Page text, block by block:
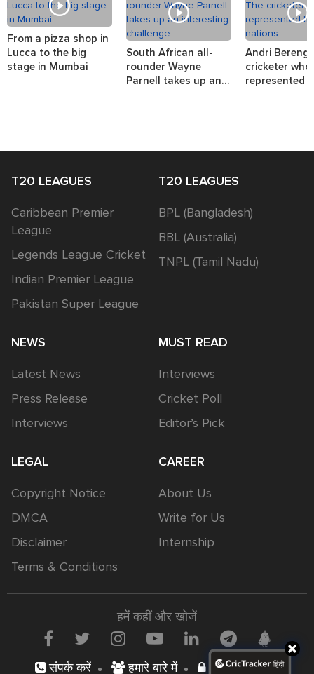
From a pizza shop in
Lucca to the big
stage in Mumbai
South African all-
rounder Wayne
Parnell takes up an
Andri
cricketer who
represented
T20 LEAGUES
Caribbean Premier
League
Legends League Cricket
Indian Premier League
Pakistan Super League
T20 LEAGUES
BPL (Bangladesh)
BBL (Australia)
TNPL (Tamil Nadu)
NEWS
Latest News
Press Release
Interviews
MUST READ
Interviews
Cricket Poll
Editor’s Pick
LEGAL
Copyright Notice
DMCA
Disclaimer
Terms & Conditions
CAREER
About Us
Write for Us
Internship
हमें कहीं और खोजें
संपर्क करें हमारे बारे में निजता नीति